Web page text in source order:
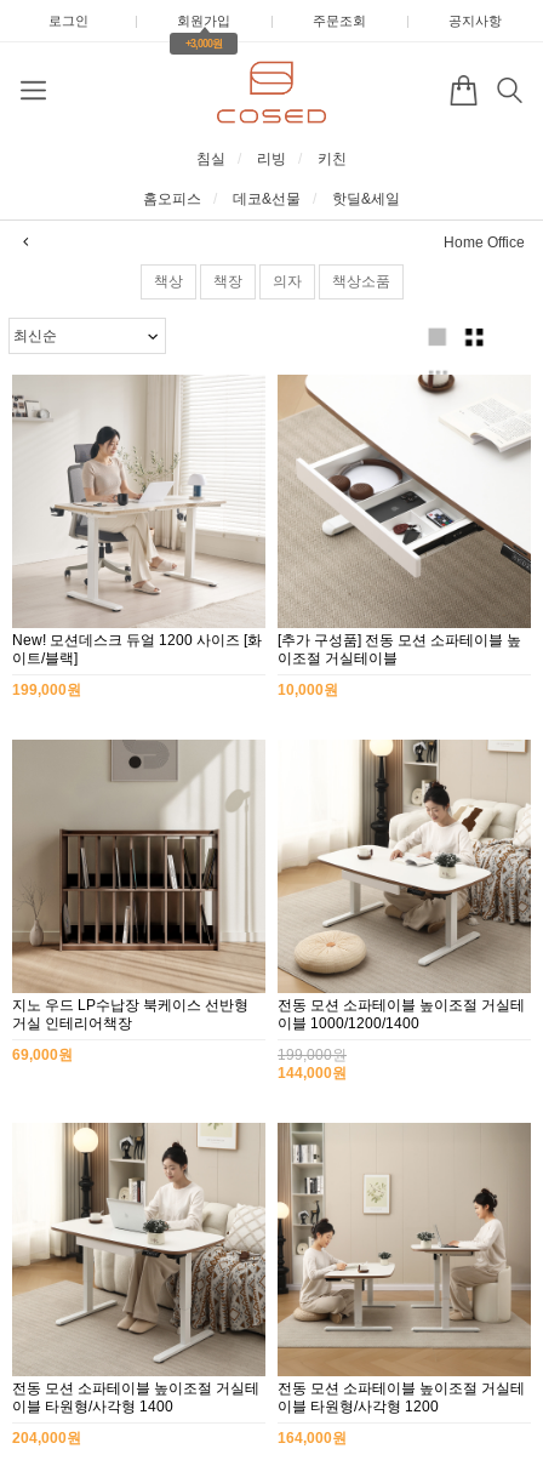
로그인 | 회원가입 |
+3,000원
주문조회 | 공지사항
침실 리빙 키친
홈오피스 데코&선물 핫딜&세일
Home Office
책상 책장 의자 책상소품
New! 모션데스크 듀얼 1200 사이즈 [화
이트/블랙]
199,000원
[추가 구성품] 전동 모션 소파테이블 높
이조절 거실테이블
10,000원
지노 우드 LP수납장 북케이스 선반형
거실 인테리어책장
69,000원
전동 모션 소파테이블 높이조절 거실테
이블 1000/1200/1400
199,000원
144,000원
전동 모션 소파테이블 높이조절 거실테
이블 타원형/사각형 1400
204,000원
전동 모션 소파테이블 높이조절 거실테
이블 타원형/사각형 1200
164,000원